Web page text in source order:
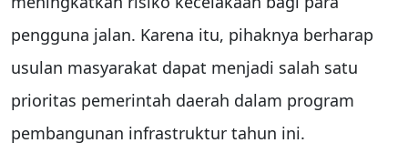
pengguna jalan. Karena itu, pihaknya berharap
usulan masyarakat dapat menjadi salah satu
prioritas pemerintah daerah dalam program
pembangunan infrastruktur tahun ini.